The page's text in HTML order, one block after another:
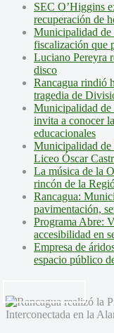
SEC O’Higgins
recuperación de
Municipalidad de
fiscalización que
Luciano Pereyra
disco
Rancagua rindió
tragedia de
Municipalidad de
invita a conocer
educacionales
Municipalidad de
Liceo Óscar
La música de la
rincón de la
Rancagua:
pavimentación,
Programa Abre:
accesibilidad en
Empresa de
espacio público